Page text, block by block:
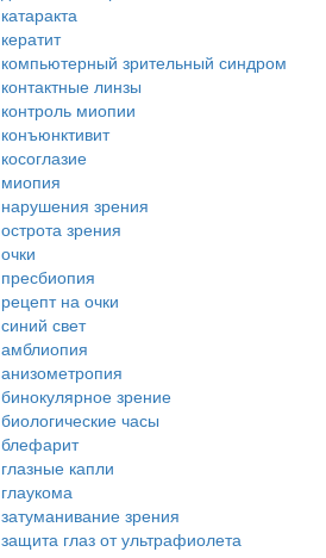
катаракта
кератит
компьютерный зрительный синдром
контактные линзы
контроль миопии
конъюнктивит
косоглазие
миопия
нарушения зрения
острота зрения
очки
пресбиопия
рецепт на очки
синий свет
амблиопия
анизометропия
бинокулярное зрение
биологические часы
блефарит
глазные капли
глаукома
затуманивание зрения
защита глаз от ультрафиолета